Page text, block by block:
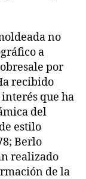
no
a
por
recibido
que ha
del
estilo
Berlo
realizado
de la